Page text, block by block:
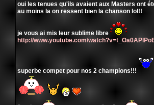
oui les tenues qu'ils avaient aux Masters ont
au moins la on ressent bien la chanson lol!!
je vous ai mis leur sublime libre
http://www.youtube.com/
superbe compet pour nos 2 champions!!!